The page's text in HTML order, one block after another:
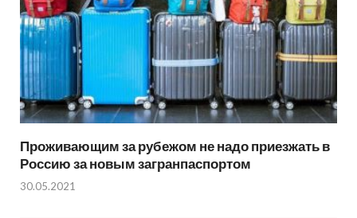
Проживающим за рубежом не надо приезжать в
Россию за новым загранпаспортом
30.05.2021